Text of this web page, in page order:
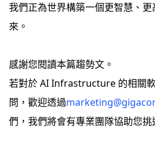
我們正為世界構築一個更智慧、
來。
感謝您閱讀本篇趨勢文。
若對於 AI Infrastructure 的相關
問，歡迎透過
們，我們將會有專業團隊協助您挑